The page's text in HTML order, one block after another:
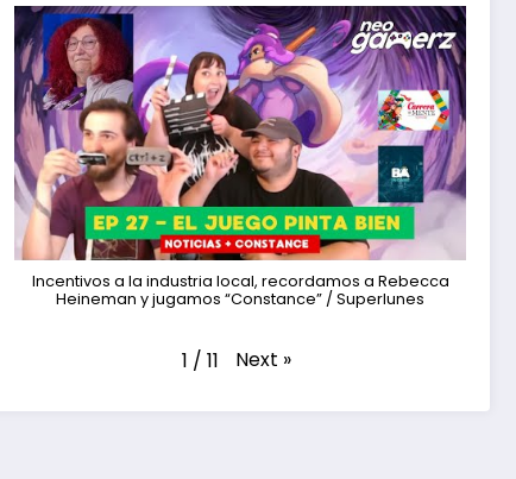
Incentivos a la industria local, recordamos a Rebecca
Heineman y jugamos “Constance” / Superlunes
1 / 11 Next »